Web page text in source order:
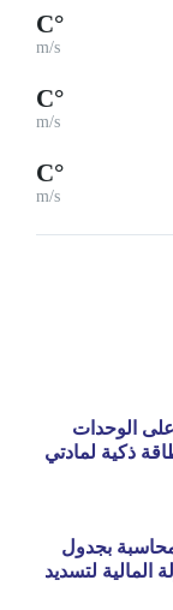
°C
m/s
°C
m/s
°C
m/s
على الوحدات
ذكية لمادتي
بجدول
المالية لتسديد